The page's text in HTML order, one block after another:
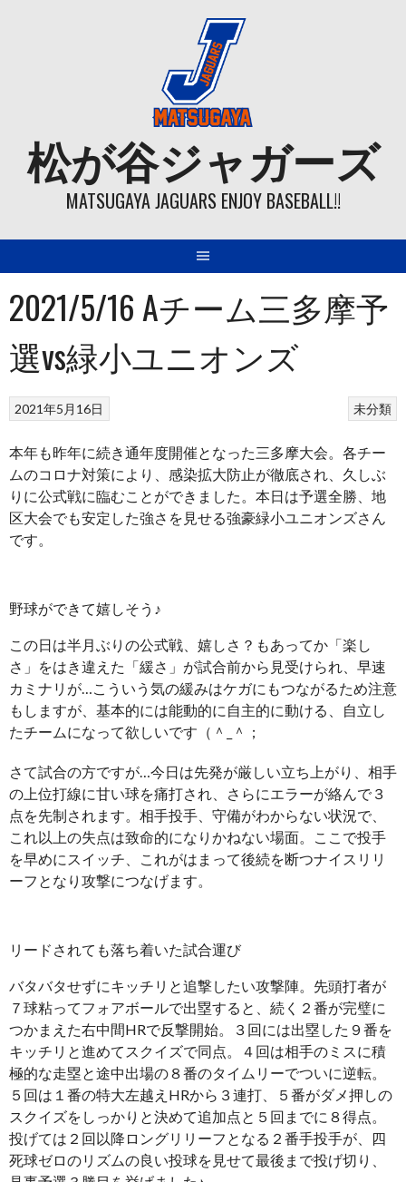
松が谷ジャガーズ
MATSUGAYA JAGUARS ENJOY BASEBALL!!
2021/5/16 Aチーム三多摩予
選vs緑小ユニオンズ
未分類
2021年5月16日
本年も昨年に続き通年度開催となった三多摩大会。各チー
ムのコロナ対策により、感染拡大防止が徹底され、久しぶ
りに公式戦に臨むことができました。本日は予選全勝、地
区大会でも安定した強さを見せる強豪緑小ユニオンズさん
です。
野球ができて嬉しそう♪
この日は半月ぶりの公式戦、嬉しさ？もあってか「楽し
さ」をはき違えた「緩さ」が試合前から見受けられ、早速
カミナリが…こういう気の緩みはケガにもつながるため注意
もしますが、基本的には能動的に自主的に動ける、自立し
たチームになって欲しいです（＾_＾；
さて試合の方ですが…今日は先発が厳しい立ち上がり、相手
の上位打線に甘い球を痛打され、さらにエラーが絡んで３
点を先制されます。相手投手、守備がわからない状況で、
これ以上の失点は致命的になりかねない場面。ここで投手
を早めにスイッチ、これがはまって後続を断つナイスリリ
ーフとなり攻撃につなげます。
リードされても落ち着いた試合運び
バタバタせずにキッチリと追撃したい攻撃陣。先頭打者が
７球粘ってフォアボールで出塁すると、続く２番が完璧に
つかまえた右中間HRで反撃開始。３回には出塁した９番を
キッチリと進めてスクイズで同点。４回は相手のミスに積
極的な走塁と途中出場の８番のタイムリーでついに逆転。
５回は１番の特大左越えHRから３連打、５番がダメ押しの
スクイズをしっかりと決めて追加点と５回までに８得点。
投げては２回以降ロングリリーフとなる２番手投手が、四
死球ゼロのリズムの良い投球を見せて最後まで投げ切り、